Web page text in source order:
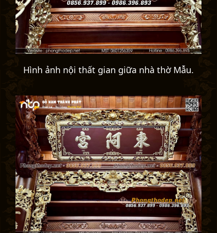
Hình ảnh nội thất gian giữa nhà thờ Mẫu.